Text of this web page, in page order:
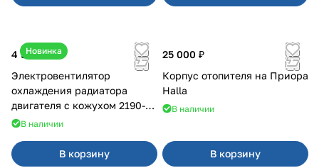
Новинка
4 550 ₽
Электровентилятор
охлаждения радиатора
двигателя с кожухом 2190-
2194 н/о с кондиционером
В наличии
В корзину
25 000 ₽
Корпус отопителя на Приора
Halla
В наличии
В корзину